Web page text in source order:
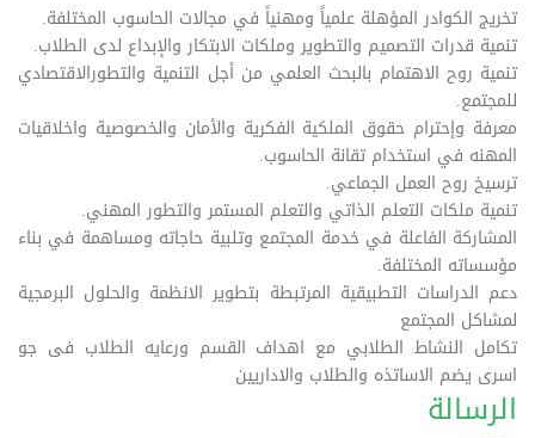
تخريج الكوادر المؤهلة علمياً ومهنياً في مجالات الحاسوب المختلفة.
تنمية قدرات التصميم والتطوير وملكات الابتكار والإبداع لدى الطلاب.
تنمية روح الاهتمام بالبحث العلمي من أجل التنمية والتطورالاقتصادي
للمجتمع.
معرفة وإحترام حقوق الملكية الفكرية والأمان والخصوصية واخلاقيات
المهنه في استخدام تقانة الحاسوب.
ترسيخ روح العمل الجماعي.
تنمية ملكات التعلم الذاتي والتعلم المستمر والتطور المهني.
المشاركة الفاعلة في خدمة المجتمع وتلبية حاجاته ومساهمة في بناء
مؤسساته المختلفة.
دعم الدراسات التطبيقية المرتبطة بتطوير الانظمة والحلول البرمجية
لمشاكل المجتمع
تكامل النشاط الطلابي مع اهداف القسم ورعايه الطلاب فى جو
اسرى يضم الاساتذه والطلاب والاداريين
الرسالة